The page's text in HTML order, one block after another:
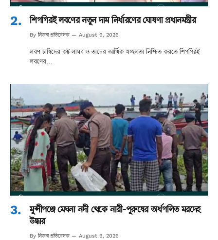
শিগগিরই লবণের নতুন দাম নির্ধারণের ঘোষণা প্রধানমন্ত্রীর
By নিজস্ব প্রতিবেদক August 9, 2026
লবণ চাষিদের কষ্ট লাঘব ও তাদের আর্থিক স্বচ্ছলতা নিশ্চিত করতে শিগগিরই
লবণের…
মুন্সীগঞ্জে মেঘনা নদী থেকে নারী-পুরুষের অর্ধগলিত মরদেহ
উদ্ধার
By নিজস্ব প্রতিবেদক August 9, 2026